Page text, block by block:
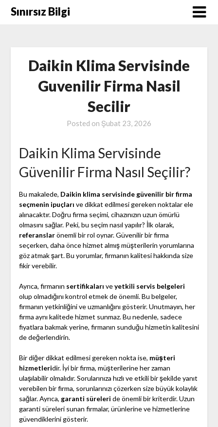
SkipSınırsız Bilgi
Daikin Klima Servisinde
Guvenilir Firma Nasil
Secilir
Posted on Şubat 23, 2026
Daikin Klima Servisinde
Güvenilir Firma Nasıl Seçilir?
Bu makalede, Daikin klima servisinde güvenilir bir firma
seçmenin ipuçları ve dikkat edilmesi gereken noktalar ele
alınacaktır. Doğru firma seçimi, cihazınızın uzun ömürlü
olmasını sağlar. Peki, bu seçim nasıl yapılır? İlk olarak,
referanslarönemli bir rol oynar. Güvenilir bir firma
seçerken, daha önce hizmet almış müşterilerin yorumlarına
göz atmak şart. Bu yorumlar, firmanın kalitesi hakkında size
fikir verebilir.
Ayrıca, firmanın sertifikaları veyetkili servis belgeleri
olup olmadığını kontrol etmek de önemli. Bu belgeler,
firmanın yetkinliğini ve uzmanlığını gösterir. Unutmayın, her
firma aynı kalitede hizmet sunmaz. Bu nedenle, sadece
fiyatlara bakmak yerine, firmanın sunduğu hizmetin kalitesini
de değerlendirin.
Bir diğer dikkat edilmesi gereken nokta ise, müşteri
hizmetleridir. İyi bir firma, müşterilerine her zaman
ulaşılabilir olmalıdır. Sorularınıza hızlı ve etkili bir şekilde yanıt
verebilen bir firma, sorunlarınızı çözerken size büyük kolaylık
sağlar. Ayrıca, garanti süreleri de önemli bir kriterdir. Uzun
garanti süreleri sunan firmalar, ürünlerine ve hizmetlerine
güvendiklerini gösterir.